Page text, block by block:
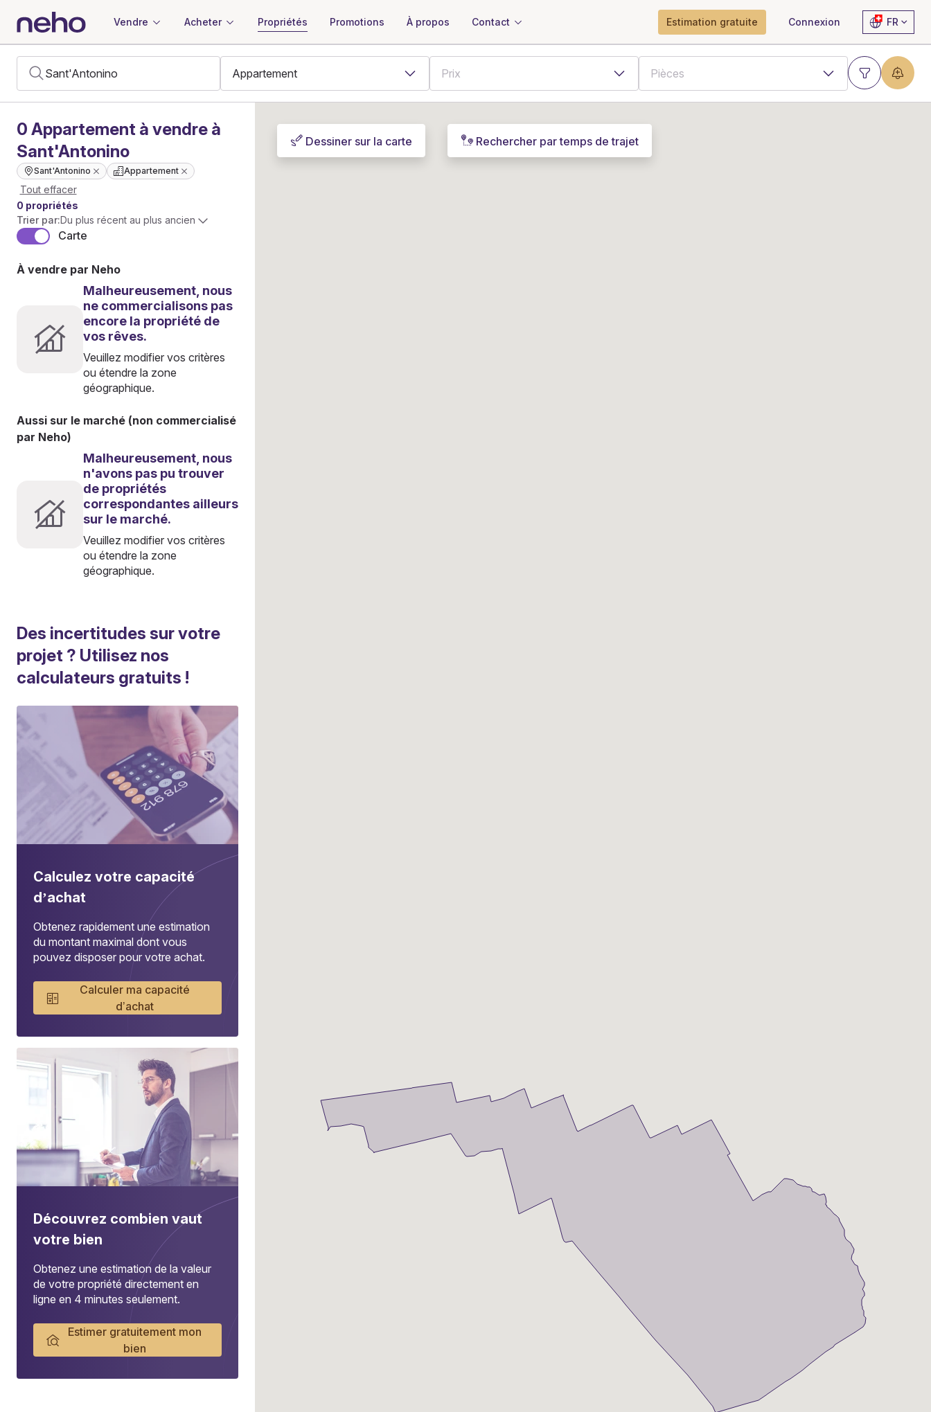
Vendre Acheter Propriétés Promotions À propos Contact Estimation gratuite Connexion FR
0 Appartement à vendre à
Sant'Antonino
Sant'Antonino Appartement
Tout effacer
0 propriétés
Trier par:Du plus récent au plus ancien
Carte
À vendre par Neho
Malheureusement, nous
ne commercialisons pas
encore la propriété de
vos rêves.
Veuillez modifier vos critères
ou étendre la zone
géographique.
Aussi sur le marché (non commercialisé
par Neho)
Malheureusement, nous
n'avons pas pu trouver
de propriétés
correspondantes ailleurs
sur le marché.
Veuillez modifier vos critères
ou étendre la zone
géographique.
Des incertitudes sur votre
projet ? Utilisez nos
calculateurs gratuits !
Calculez votre capacité
d’achat
Obtenez rapidement une estimation
du montant maximal dont vous
pouvez disposer pour votre achat.
Calculer ma capacité
d’achat
Découvrez combien vaut
votre bien
Obtenez une estimation de la valeur
de votre propriété directement en
ligne en 4 minutes seulement.
Estimer gratuitement mon
bien
Dessiner sur la carte Rechercher par temps de trajet